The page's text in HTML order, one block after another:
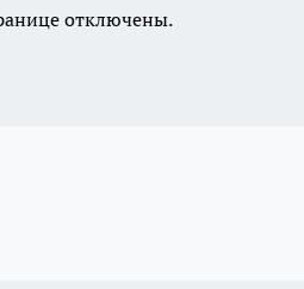
отключены.